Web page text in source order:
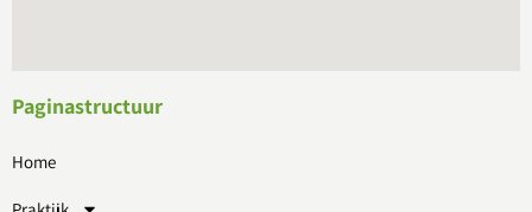
Paginastructuur
Home